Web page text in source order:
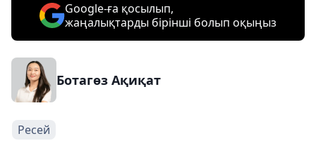
Google-ға қосылып,
жаңалықтарды бірінші болып оқыңыз
Ботагөз Ақиқат
Ресей